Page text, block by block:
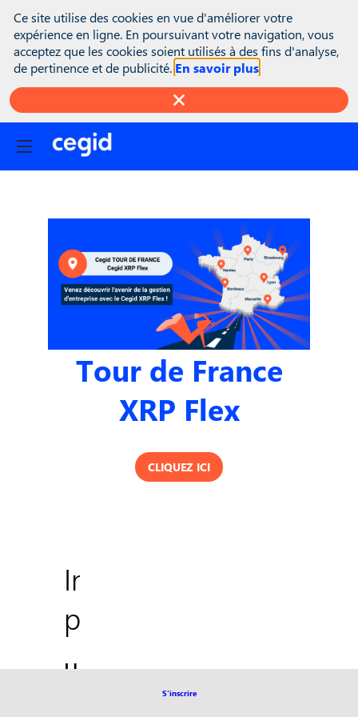
Tour de France
XRP Flex
CLIQUEZ ICI
Informations
pratiques
Horaires
S'inscrire
Ce site utilise des cookies en vue d'améliorer votre
expérience en ligne. En poursuivant votre navigation, vous
acceptez que les cookies soient utilisés à des fins d'analyse,
de pertinence et de publicité. En savoir plus
var inwink = global.inwink || {}; global.inwink = inwink;
inwink.tracking = inwink.tracking || {}; inwink.tracking.trackers =
inwink.tracking.trackers || []; inwink.tracking.trackers.push({
script: { id : "mytracker", innerContent : '(function() {\r\n var
didInit = false;\r\n function initMunchkin() {\r\n if(didInit ===
false) {\r\n didInit = true;\r\n Munchkin.init('818-MJH-876');\r\n
}\r\n }\r\n var s = document.createElement('script');\r\n s.type =
'text/javascript';\r\n s.async = true;\r\n s.src =
'//munchkin.marketo.net/munchkin.js';\r\n s.onreadystatechange
[0].appendChild(s);\r\n})();' }, trackPage: function(location){},
trackAction: function(category, action, label){} }); if
(inwink.trackingStatus) inwink.trackingStatus(); })(this);